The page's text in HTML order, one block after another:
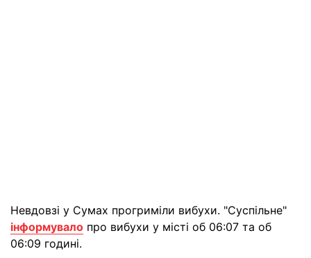
Невдовзі у Сумах прогриміли вибухи. "Суспільне"
інформувало про вибухи у місті об 06:07 та об
06:09 годині.